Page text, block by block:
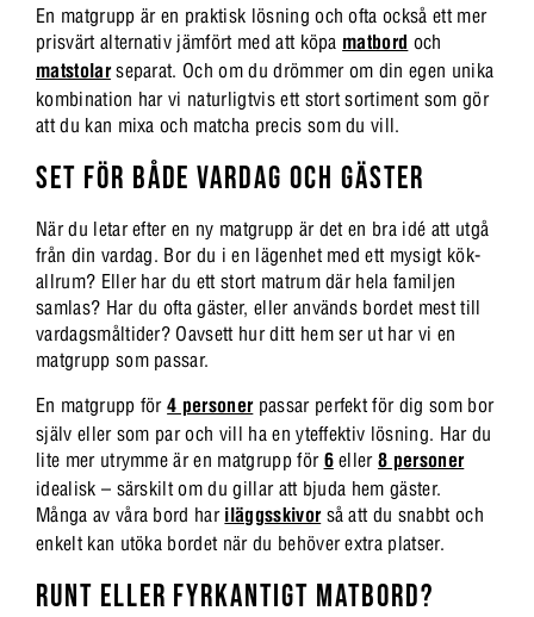
En matgrupp är en praktisk lösning och ofta också ett mer
prisvärt alternativ jämfört med att köpa matbord och
matstolarseparat. Och om du drömmer om din egen unika
kombination har vi naturligtvis ett stort sortiment som gör
att du kan mixa och matcha precis som du vill.
SET FÖR BÅDE VARDAG OCH GÄSTER
När du letar efter en ny matgrupp är det en bra idé att utgå
från din vardag. Bor du i en lägenhet med ett mysigt kök-
allrum? Eller har du ett stort matrum där hela familjen
samlas? Har du ofta gäster, eller används bordet mest till
vardagsmåltider? Oavsett hur ditt hem ser ut har vi en
matgrupp som passar.
En matgrupp för4 personerpassar perfekt för dig som bor
själv eller som par och vill ha en yteffektiv lösning. Har du
lite mer utrymme är en matgrupp för 6eller8 personer
idealisk – särskilt om du gillar att bjuda hem gäster.
Många av våra bord har iläggsskivorså att du snabbt och
enkelt kan utöka bordet när du behöver extra platser.
RUNT ELLER FYRKANTIGT MATBORD?